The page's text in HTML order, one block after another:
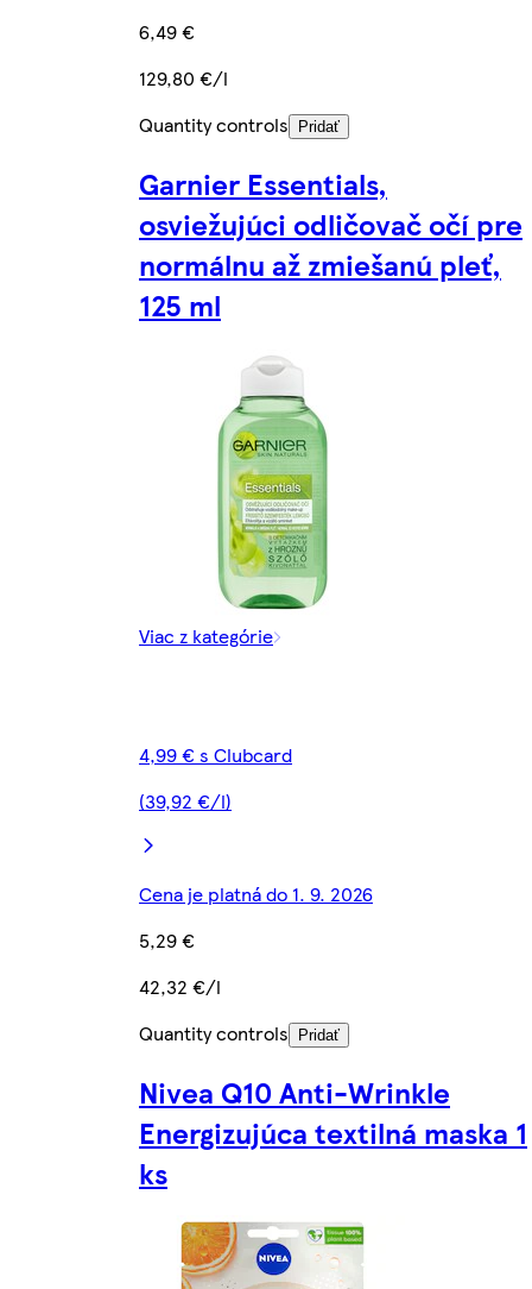
6,49 €
129,80 €/l
Quantity controls
Pridať
Garnier Essentials,
osviežujúci odličovač očí pre
normálnu až zmiešanú pleť,
125 ml
Viac z kategórie
4,99 € s Clubcard
(39,92 €/l)
Cena je platná do 1. 9. 2026
5,29 €
42,32 €/l
Quantity controls
Pridať
Nivea Q10 Anti-Wrinkle
Energizujúca textilná maska 1
ks